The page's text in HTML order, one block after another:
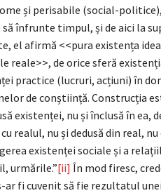
și perisabile (social-
înfrunte timpul, și de aici la
el afirmă <<pura existența
reale>>, de orice sferă
practice (lucruri, acțiuni) în
de conștiință. Construcția
existenței, nu și înclusă în ea,
realul, nu și dedusă din real,
existenței sociale și a
urmările.”[ii] În mod firesc,
ar fi cuvenit să fie rezultatul